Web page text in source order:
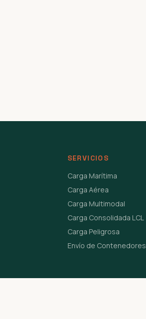
SERVICIOS
Carga Marítima
Carga Aérea
Carga Multimodal
Carga Consolidada LCL
Carga Peligrosa
Envío de Contenedores